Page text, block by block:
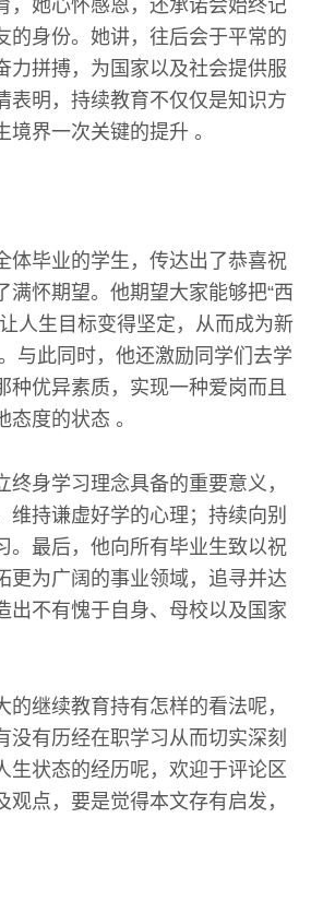
，她心怀感恩，还承诺会始终记
的身份。她讲，往后会于平常的
力拼搏，为国家以及社会提供服
表明，持续教育不仅仅是知识方
界一次关键的提升 。
体毕业的学生，传达出了恭喜祝
满怀期望。他期望大家能够把“西
人生目标变得坚定，从而成为新
与此同时，他还激励同学们去学
种优异素质，实现一种爱岗而且
度的状态 。
终身学习理念具备的重要意义，
维持谦虚好学的心理；持续向别
。最后，他向所有毕业生致以祝
更为广阔的事业领域，追寻并达
出不有愧于自身、母校以及国家
的继续教育持有怎样的看法呢，
没有历经在职学习从而切实深刻
生状态的经历呢，欢迎于评论区
观点，要是觉得本文存有启发，